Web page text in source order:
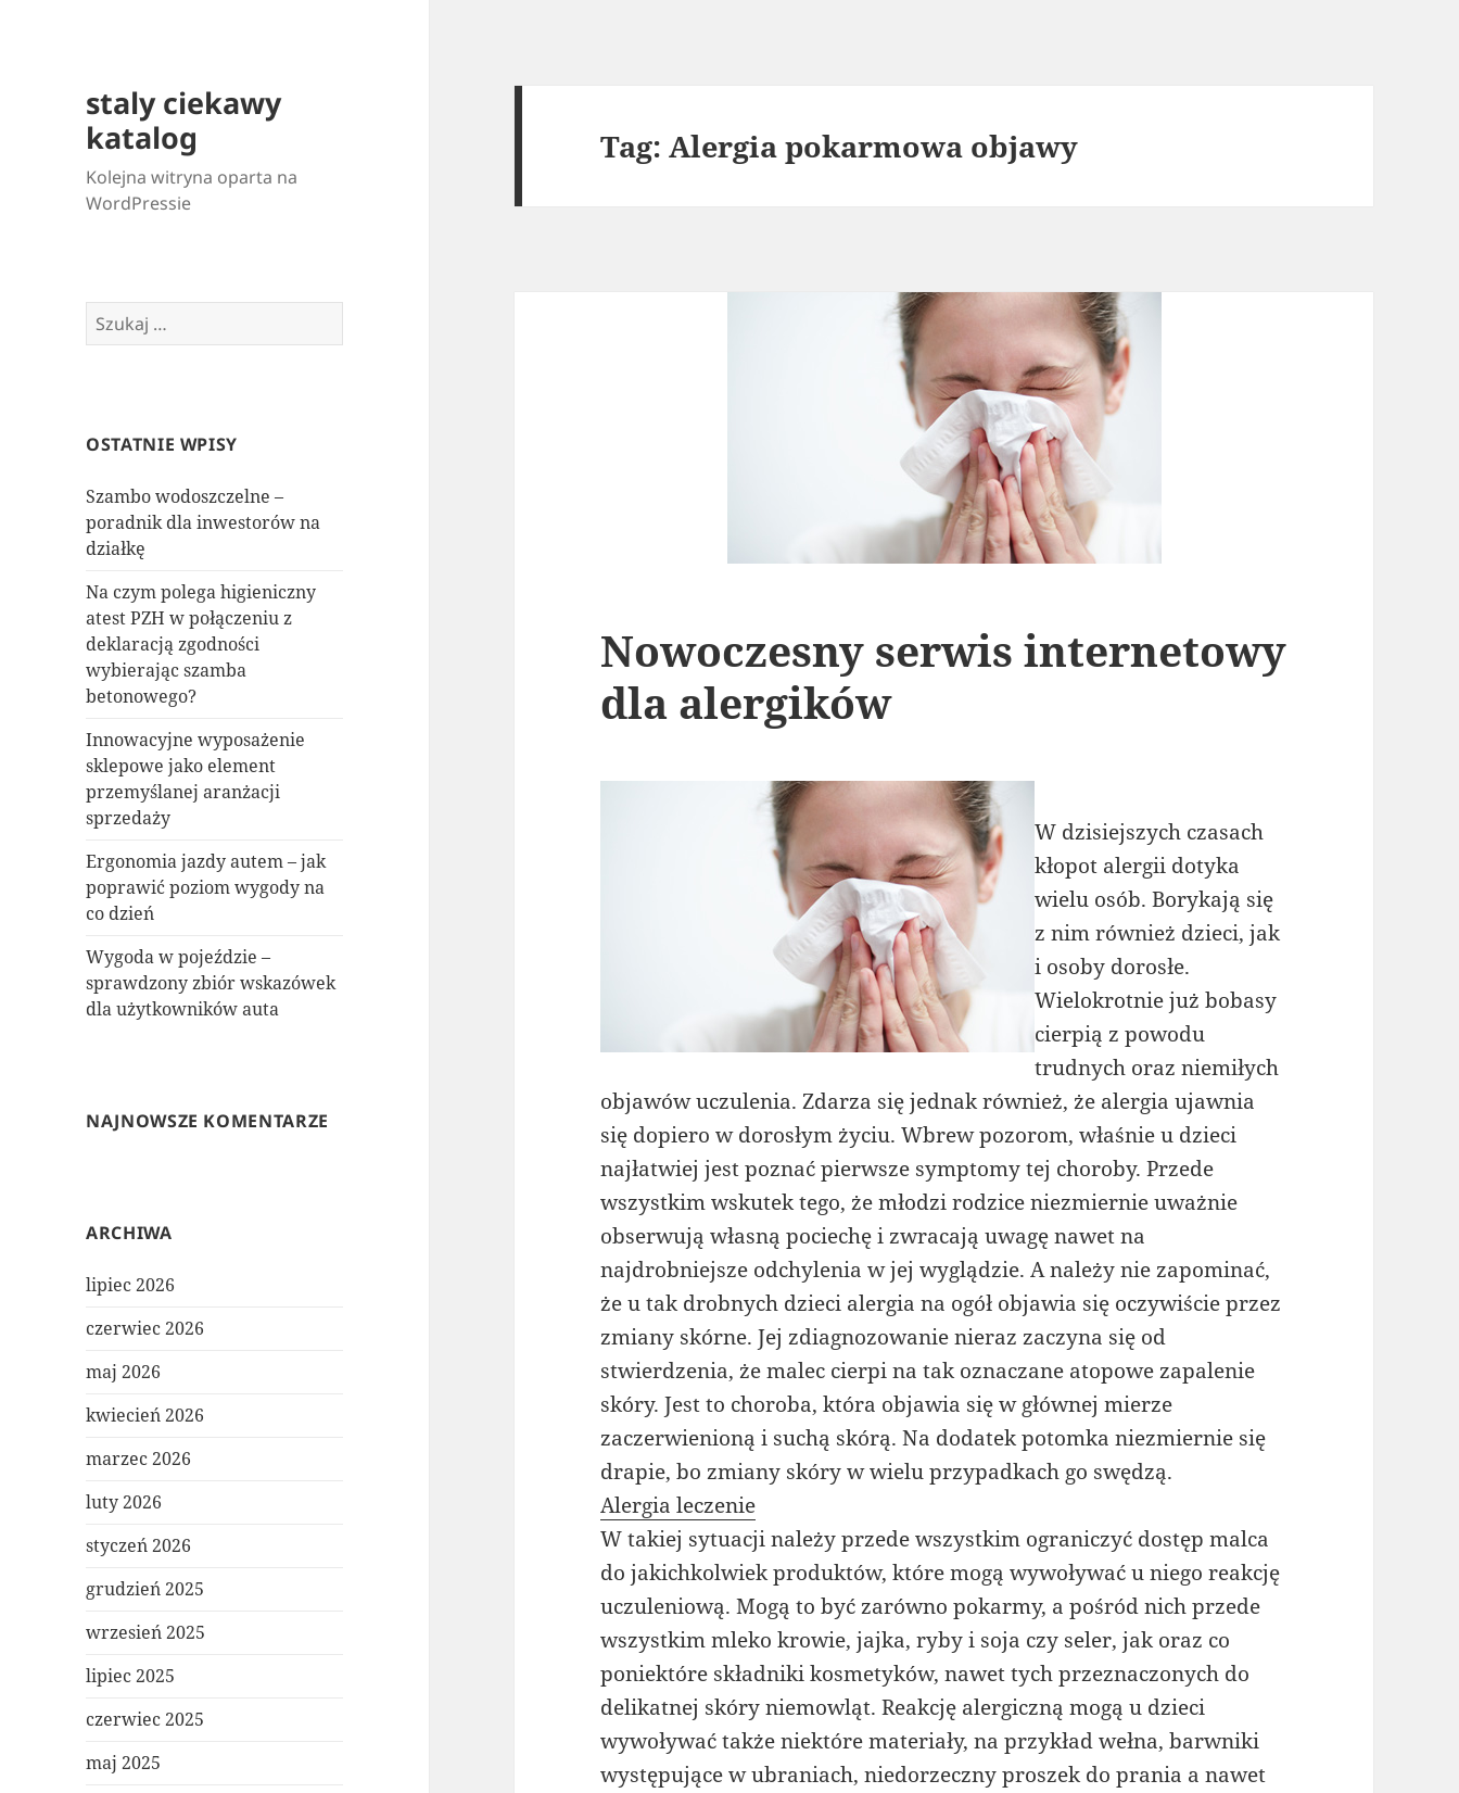
staly ciekawy
katalog
Kolejna witryna oparta na
WordPressie
Szukaj:
OSTATNIE WPISY
Szambo wodoszczelne –
poradnik dla inwestorów na
działkę
Na czym polega higieniczny
atest PZH w połączeniu z
deklaracją zgodności
wybierając szamba
betonowego?
Innowacyjne wyposażenie
sklepowe jako element
przemyślanej aranżacji
sprzedaży
Ergonomia jazdy autem – jak
poprawić poziom wygody na
co dzień
Wygoda w pojeździe –
sprawdzony zbiór wskazówek
dla użytkowników auta
NAJNOWSZE KOMENTARZE
ARCHIWA
lipiec 2026
czerwiec 2026
maj 2026
kwiecień 2026
marzec 2026
luty 2026
styczeń 2026
grudzień 2025
wrzesień 2025
lipiec 2025
czerwiec 2025
maj 2025
Tag:Alergia pokarmowa objawy
Nowoczesny serwis internetowy
dla alergików
W dzisiejszych czasach
kłopot alergii dotyka
wielu osób. Borykają się
z nim również dzieci, jak
i osoby dorosłe.
Wielokrotnie już bobasy
cierpią z powodu
trudnych oraz niemiłych
objawów uczulenia. Zdarza się jednak również, że alergia ujawnia
się dopiero w dorosłym życiu. Wbrew pozorom, właśnie u dzieci
najłatwiej jest poznać pierwsze symptomy tej choroby. Przede
wszystkim wskutek tego, że młodzi rodzice niezmiernie uważnie
obserwują własną pociechę i zwracają uwagę nawet na
najdrobniejsze odchylenia w jej wyglądzie. A należy nie zapominać,
że u tak drobnych dzieci alergia na ogół objawia się oczywiście przez
zmiany skórne. Jej zdiagnozowanie nieraz zaczyna się od
stwierdzenia, że malec cierpi na tak oznaczane atopowe zapalenie
skóry. Jest to choroba, która objawia się w głównej mierze
zaczerwienioną i suchą skórą. Na dodatek potomka niezmiernie się
drapie, bo zmiany skóry w wielu przypadkach go swędzą.
Alergia leczenie
W takiej sytuacji należy przede wszystkim ograniczyć dostęp malca
do jakichkolwiek produktów, które mogą wywoływać u niego reakcję
uczuleniową. Mogą to być zarówno pokarmy, a pośród nich przede
wszystkim mleko krowie, jajka, ryby i soja czy seler, jak oraz co
poniektóre składniki kosmetyków, nawet tych przeznaczonych do
delikatnej skóry niemowląt. Reakcję alergiczną mogą u dzieci
wywoływać także niektóre materiały, na przykład wełna, barwniki
występujące w ubraniach, niedorzeczny proszek do prania a nawet